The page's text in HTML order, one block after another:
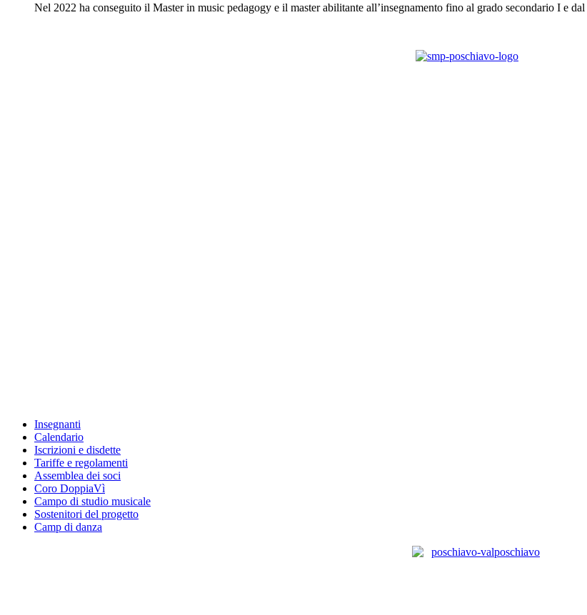
Nel 2022 ha conseguito il Master in music pedagogy e il master abilitante all’insegnamento fino al grado secondario I e
Insegnanti
Calendario
Iscrizioni e disdette
Tariffe e regolamenti
Assemblea dei soci
Coro DoppiaVì
Campo di studio musicale
Sostenitori del progetto
Camp di danza